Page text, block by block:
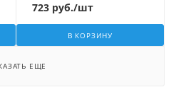
723 руб./шт
В КОРЗИНУ
ЕЩЕ